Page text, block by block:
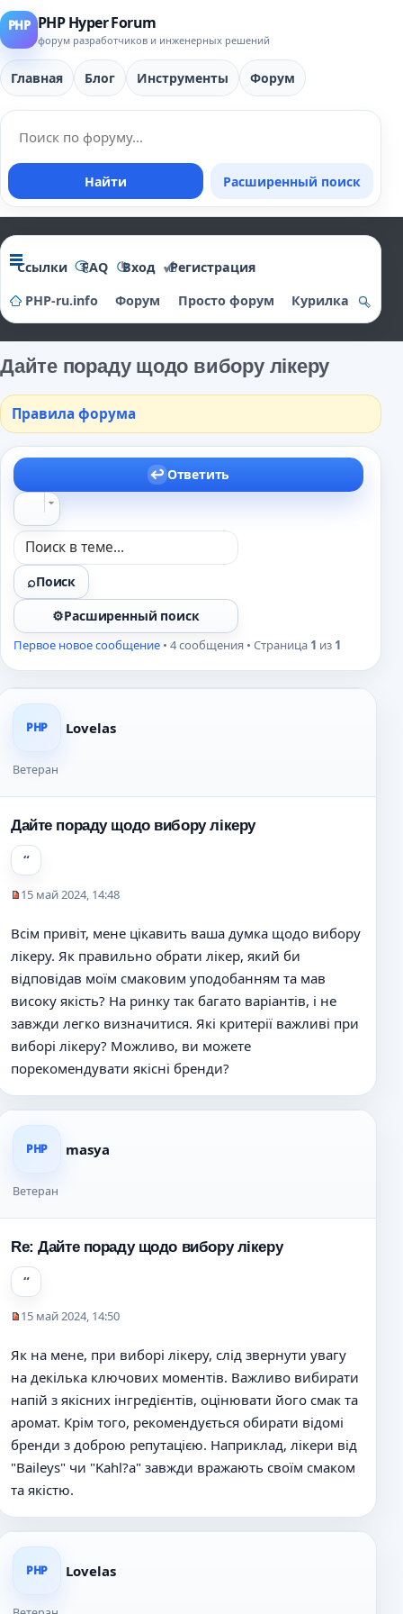
PHP Hyper Forum
форум разработчиков и инженерных решений
Главная Блог Инструменты Форум
Найти Расширенный поиск
Ссылки FAQ Вход
Регистрация
PHP-ru.info
Форум Просто форум
Курилка
Дайте пораду щодо вибору лікеру
Правила форума
Ответить
Поиск
Расширенный поиск
Первое новое сообщение • 4 сообщения • Страница 1 из 1
PHP Lovelas
Ветеран
Дайте пораду щодо вибору лікеру
п
р
о
и
т
а
н
о
е
с
о
щ
и
е
15 май 2024, 14:48
Всім привіт, мене цікавить ваша думка щодо вибору
лікеру. Як правильно обрати лікер, який би
відповідав моїм смаковим уподобанням та мав
високу якість? На ринку так багато варіантів, і не
завжди легко визначитися. Які критерії важливі при
виборі лікеру? Можливо, ви можете
порекомендувати якісні бренди?
PHP masya
Ветеран
Re: Дайте пораду щодо вибору лікеру
п
р
о
и
т
а
н
о
е
с
о
15 май 2024, 14:50
Як на мене, при виборі лікеру, слід звернути увагу
на декілька ключових моментів. Важливо вибирати
напій з якісних інгредієнтів, оцінювати його смак та
аромат. Крім того, рекомендується обирати відомі
бренди з доброю репутацією. Наприклад, лікери від
"Baileys" чи "Kahl?a" завжди вражають своїм смаком
та якістю.
PHP Lovelas